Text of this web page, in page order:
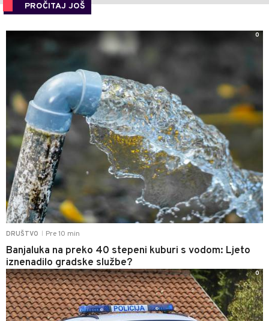
PROČITAJ JOŠ
DRUŠTVO Pre 10 min
Banjaluka na preko 40 stepeni kuburi s vodom: Ljeto
iznenadilo gradske službe?
0
0